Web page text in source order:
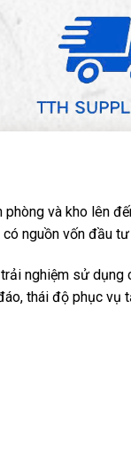
và kho lên
nguồn vốn đầu
nghiệm sử
thái độ phục